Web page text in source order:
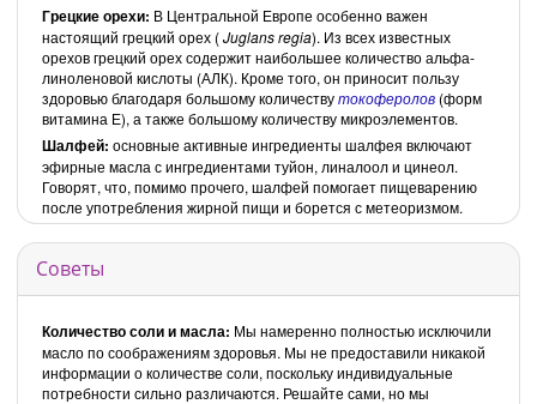
Грецкие орехи: В Центральной Европе особенно важен
настоящий грецкий орех (Juglans regia). Из всех известных
орехов грецкий орех содержит наибольшее количество альфа-
линоленовой кислоты (АЛК). Кроме того, он приносит пользу
здоровью благодаря большому количествутокоферолов (форм
витамина Е), а также большому количеству микроэлементов.
Шалфей: основные активные ингредиенты шалфея включают
эфирные масла с ингредиентами туйон, линалоол и цинеол.
Говорят, что, помимо прочего, шалфей помогает пищеварению
после употребления жирной пищи и борется с метеоризмом.
Советы
Количество соли и масла: Мы намеренно полностью исключили
масло по соображениям здоровья. Мы не предоставили никакой
информации о количестве соли, поскольку индивидуальные
потребности сильно различаются. Решайте сами, но мы